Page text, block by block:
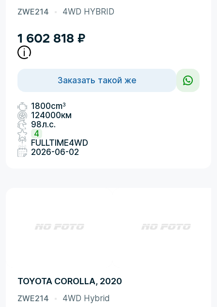
ZWE214 4WD HYBRID
1 602 818 ₽
Заказать такой же
1800cm3
124000км
98л.с.
4
FULLTIME4WD
2026-06-02
TOYOTA COROLLA, 2020
ZWE214 4WD Hybrid